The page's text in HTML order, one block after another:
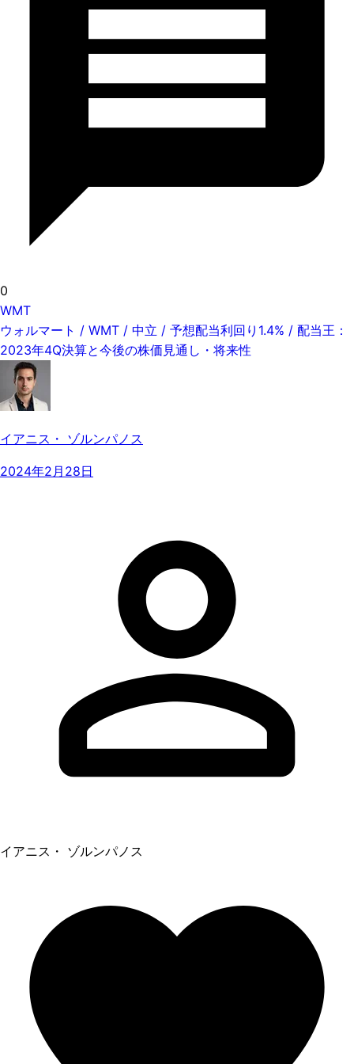
0
WMT
ウォルマート / WMT / 中立 / 予想配当利回り1.4% / 配当王：
2023年4Q決算と今後の株価見通し・将来性
イアニス・ ゾルンパノス
2024年2月28日
イアニス・ ゾルンパノス